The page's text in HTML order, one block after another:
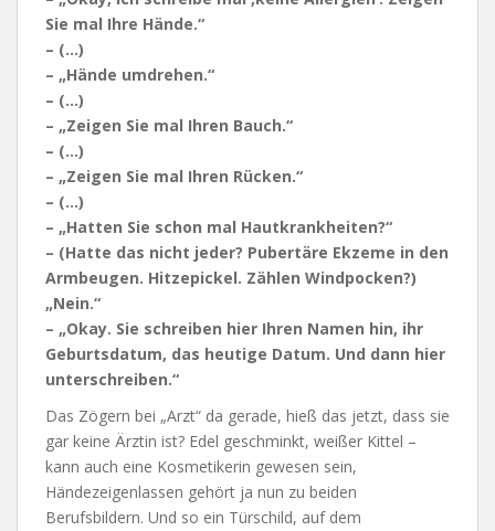
Sie mal Ihre Hände.“
– (…)
– „Hände umdrehen.“
– (…)
– „Zeigen Sie mal Ihren Bauch.“
– (…)
– „Zeigen Sie mal Ihren Rücken.“
– (…)
– „Hatten Sie schon mal Hautkrankheiten?“
– (Hatte das nicht jeder? Pubertäre Ekzeme in den
Armbeugen. Hitzepickel. Zählen Windpocken?)
„Nein.“
– „Okay. Sie schreiben hier Ihren Namen hin, ihr
Geburtsdatum, das heutige Datum. Und dann hier
unterschreiben.“
Das Zögern bei „Arzt“ da gerade, hieß das jetzt, dass sie
gar keine Ärztin ist? Edel geschminkt, weißer Kittel –
kann auch eine Kosmetikerin gewesen sein,
Händezeigenlassen gehört ja nun zu beiden
Berufsbildern. Und so ein Türschild, auf dem